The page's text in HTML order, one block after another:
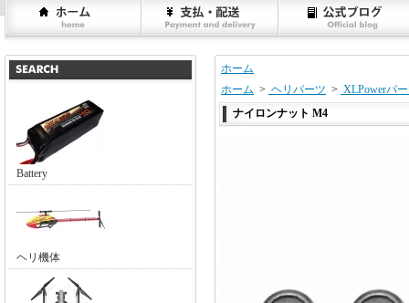
Battery
ヘリ機体
ホーム
ホーム > ヘリパーツ > XLPowerパ
ナイロンナット M4